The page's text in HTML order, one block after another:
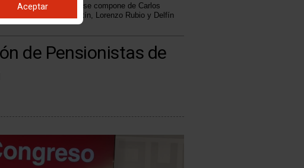
Aceptar
y cinco abstenciones, se compone de Carlos
Herrero, Simón Martín, Lorenzo Rubio y Delfín
de Pensionistas de